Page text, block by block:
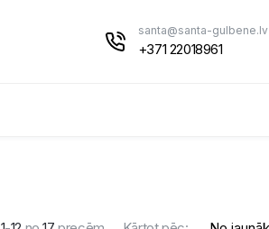
santa@santa-gulbene.lv
+371 22018961